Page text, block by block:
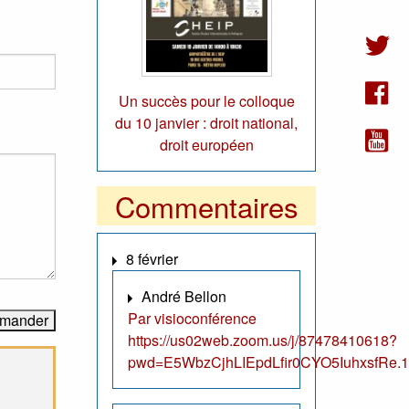
Un succès pour le colloque
du 10 janvier : droit national,
droit européen
Commentaires
8 février
André Bellon
Par visioconférence
https://us02web.zoom.us/j/87478410618?